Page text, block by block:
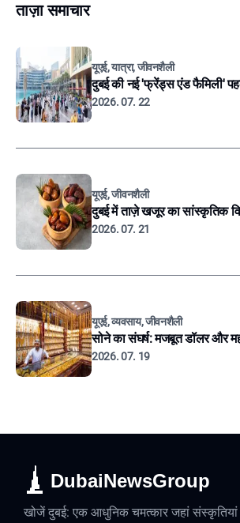
ताज़ा समाचार
यूएई, यात्रा, जीवनशैली
दुबई की नई 'फ्रेंड्स एंड फैमिली'
2026. 07. 22
यूएई, जीवनशैली
दुबई में ताज़े खजूर का सांस्कृतिक
2026. 07. 21
यूएई, व्यवसाय, जीवनशैली
सोने का संघर्ष: मजबूत डॉलर और
2026. 07. 19
DubaiNewsGroup
खोजें दुबई: एक आधुनिक चमत्कार जहां